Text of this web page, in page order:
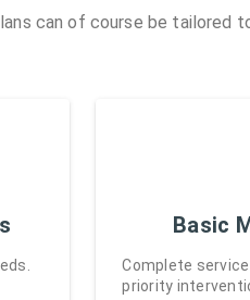
can of course be tailored
Basic
Complete
priority